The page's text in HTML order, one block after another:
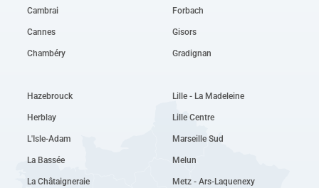
Cambrai
Cannes
Chambéry
Forbach
Gisors
Gradignan
Hazebrouck
Herblay
L'Isle-Adam
La Bassée
La Châtaigneraie
Lille - La Madeleine
Lille Centre
Marseille Sud
Melun
Metz - Ars-Laquenexy